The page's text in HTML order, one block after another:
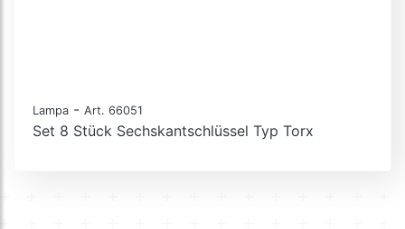
Lampa - Art. 66051
Set 8 Stück Sechskantschlüssel Typ Torx